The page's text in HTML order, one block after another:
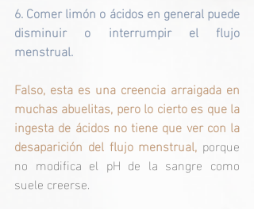
6. Comer limón o ácidos en general puede
disminuir o interrumpir el flujo
menstrual.
Falso, esta es una creencia arraigada en
muchas abuelitas, pero lo cierto es que la
ingesta de ácidos no tiene que ver con la
desaparición del flujo menstrual, porque
no modifica el pH de la sangre como
suele creerse.